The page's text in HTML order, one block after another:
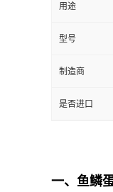
用途
型号
制造商
是否进口
一、 鱼鳞